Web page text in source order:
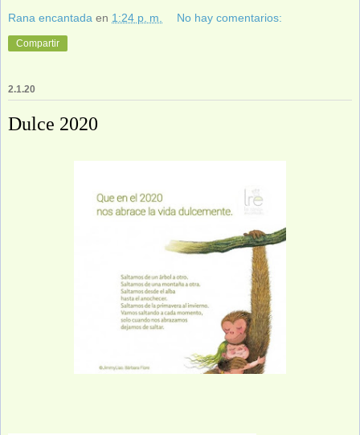
Rana encantada en 1:24 p. m. No hay comentarios:
Compartir
2.1.20
Dulce 2020